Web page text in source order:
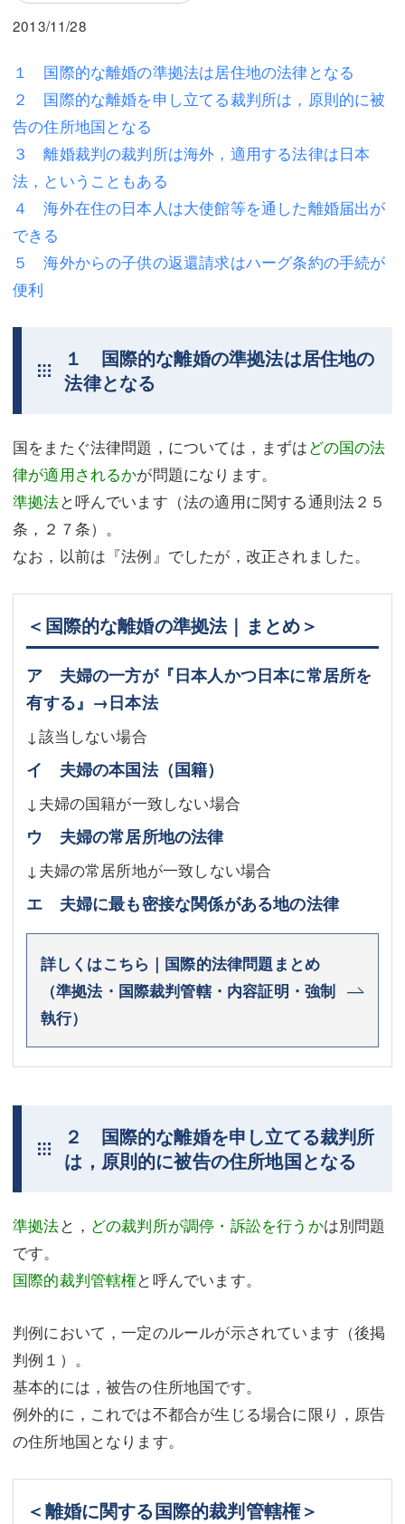
弁護士費用
不動産
相続・遺言
離婚（夫婦間トラブル）
企業法務
労働問題（解雇，残業等）
刑事弁護
交通事故
商業登記
債務整理
マスコミ取材・実績
アクセス
東京事務所 (新宿・四谷)
川口事務所（埼玉県川口市）
不動産
相続・遺言
離婚（夫婦間トラブル）
企業法務
労働問題（解雇，残業等）
刑事弁護
交通事故
不動産登記
調査・書面作成
マスコミ取材・実績
アクセス
東京事務所 (新宿・四谷)
埼玉事務所 (さいたま市)
お問い合せフォーム
2013/11/28
１ 国際的な離婚の準拠法は居住地の法律となる
２ 国際的な離婚を申し立てる裁判所は，原則的に被
告の住所地国となる
３ 離婚裁判の裁判所は海外，適用する法律は日本
法，ということもある
４ 海外在住の日本人は大使館等を通した離婚届出が
できる
５ 海外からの子供の返還請求はハーグ条約の手続が
便利
１ 国際的な離婚の準拠法は居住地の
法律となる
国をまたぐ法律問題，については，まずはどの国の法
律が適用されるかが問題になります。
準拠法と呼んでいます（法の適用に関する通則法２５
条，２７条）。
なお，以前は『法例』でしたが，改正されました。
＜国際的な離婚の準拠法｜まとめ＞
ア 夫婦の一方が『日本人かつ日本に常居所を
有する』→日本法
↓該当しない場合
イ 夫婦の本国法（国籍）
↓夫婦の国籍が一致しない場合
ウ 夫婦の常居所地の法律
↓夫婦の常居所地が一致しない場合
エ 夫婦に最も密接な関係がある地の法律
詳しくはこちら｜国際的法律問題まとめ
（準拠法・国際裁判管轄・内容証明・強制
執行）
２ 国際的な離婚を申し立てる裁判所
は，原則的に被告の住所地国となる
準拠法と， どの裁判所が調停・訴訟を行うかは別問題
です。
国際的裁判管轄権と呼んでいます。
判例において，一定のルールが示されています（後掲
判例１）。
基本的には，被告の住所地国です。
例外的に，これでは不都合が生じる場合に限り，原告
の住所地国となります。
＜離婚に関する国際的裁判管轄権＞